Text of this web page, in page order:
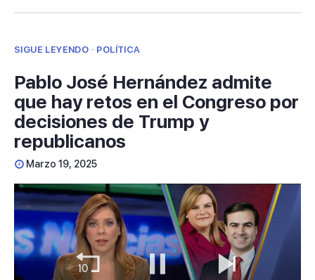
SIGUE LEYENDO · POLÍTICA
Pablo José Hernández admite
que hay retos en el Congreso por
decisiones de Trump y
republicanos
Marzo 19, 2025